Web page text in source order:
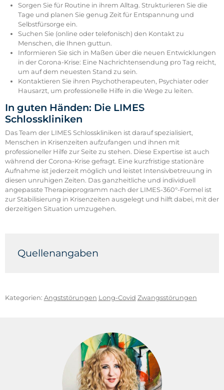
Sorgen Sie für Routine in ihrem Alltag. Strukturieren Sie die
Tage und planen Sie genug Zeit für Entspannung und
Selbstfürsorge ein.
Suchen Sie (online oder telefonisch) den Kontakt zu
Menschen, die Ihnen guttun.
Informieren Sie sich in Maßen über die neuen Entwicklungen
in der Corona-Krise: Eine Nachrichtensendung pro Tag reicht,
um auf dem neuesten Stand zu sein.
Kontaktieren Sie ihren Psychotherapeuten, Psychiater oder
Hausarzt, um professionelle Hilfe in die Wege zu leiten.
In guten Händen: Die LIMES
Schlosskliniken
Das Team der LIMES Schlosskliniken ist darauf spezialisiert,
Menschen in Krisenzeiten aufzufangen und ihnen mit
professioneller Hilfe zur Seite zu stehen. Diese Expertise ist auch
während der Corona-Krise gefragt. Eine kurzfristige stationäre
Aufnahme ist jederzeit möglich und leistet Intensivbetreuung in
diesen unruhigen Zeiten. Das ganzheitliche und individuell
angepasste Therapieprogramm nach der LIMES-360°-Formel ist
zur Stabilisierung in Krisenzeiten ausgelegt und hilft dabei, mit der
derzeitigen Situation umzugehen.
Quellenangaben
https://www.bmbf.de/de/corona-quarantaene-kann-
Verfügbar unter: https://www.bdp-
verband.de/aktuelles/2020/corona/aktuelle-informationen-
zum-coronavirus-sars-cov-2.html
(3) Deutsche Gesellschaft für Zwangserkrankungen e. V.
Zugriff am 08.04.2020. Verfügbar unter:
https://www.bmbf.de/de/corona-quarantaene-kann-
Kategorien: Angststörungen Long-Covid Zwangsstörungen